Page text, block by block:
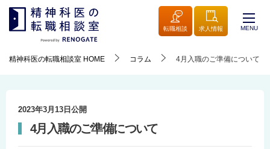
転職相談 求人情報 MENU
精神科医の転職相談室 HOME コラム 4月入職のご準備について
2023年3月13日 公開
4月入職のご準備について